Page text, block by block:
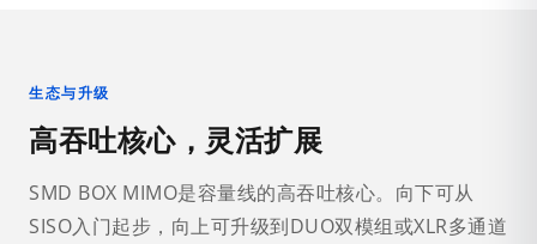
生态与升级
高吞吐核心，灵活扩展
SMD BOX MIMO是容量线的高吞吐核心。向下可从
SISO入门起步，向上可升级到DUO双模组或XLR多通道